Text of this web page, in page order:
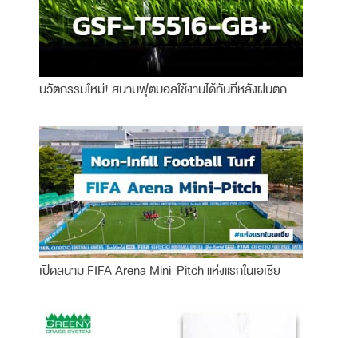
นวัตกรรมใหม่! สนามฟุตบอลใช้งานได้ทันทีหลังฝนตก
เปิดสนาม FIFA Arena Mini-Pitch แห่งแรกในเอเชีย